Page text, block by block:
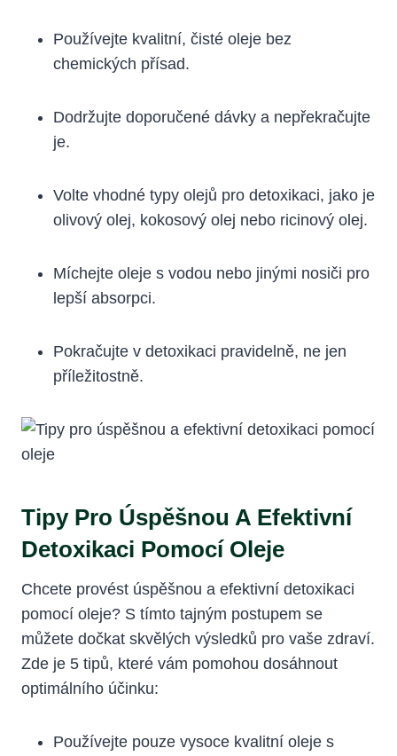
Používejte kvalitní, čisté oleje bez
chemických přísad.
Dodržujte doporučené dávky a nepřekračujte
je.
Volte vhodné typy olejů pro detoxikaci, jako je
olivový olej, kokosový olej nebo ricinový olej.
Míchejte oleje s vodou nebo jinými nosiči pro
lepší absorpci.
Pokračujte v detoxikaci pravidelně, ne jen
příležitostně.
Tipy Pro Úspěšnou A Efektivní
Detoxikaci Pomocí Oleje
Chcete provést úspěšnou a efektivní detoxikaci
pomocí oleje? S tímto tajným postupem se
můžete dočkat skvělých výsledků pro vaše zdraví.
Zde je 5 tipů, které vám pomohou dosáhnout
optimálního účinku:
Používejte pouze vysoce kvalitní oleje s